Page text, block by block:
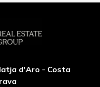
d'Aro - Costa